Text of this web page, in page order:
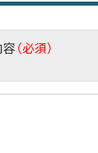
容 （必須）